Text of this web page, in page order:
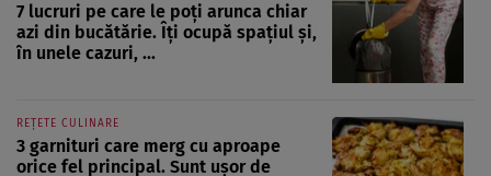
7 lucruri pe care le poți arunca chiar
azi din bucătărie. Îți ocupă spațiul și,
în unele cazuri, ...
REȚETE CULINARE
3 garnituri care merg cu aproape
orice fel principal. Sunt ușor de